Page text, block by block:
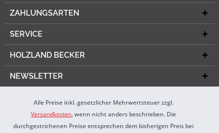
ZAHLUNGSARTEN
SERVICE
HOLZLAND BECKER
NEWSLETTER
Alle Preise inkl. gesetzlicher Mehrwertsteuer zzgl.
Versandkosten, wenn nicht anders beschrieben. Die
durchgestrichenen Preise entsprechen dem bisherigen Preis bei